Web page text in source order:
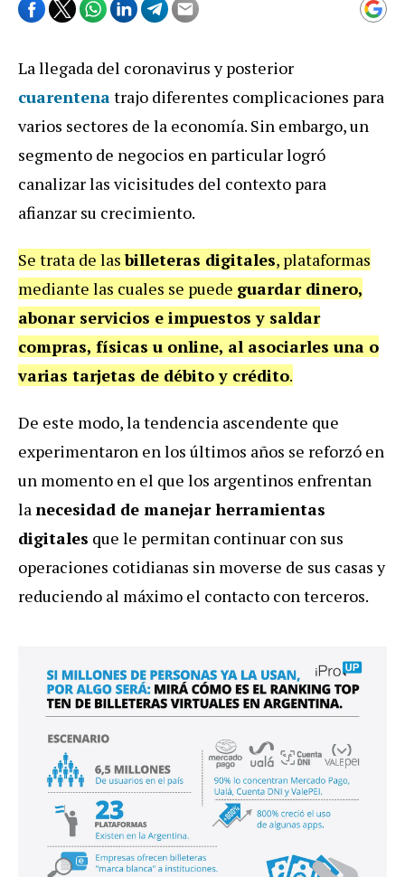
La llegada del coronavirus y posterior
cuarentenatrajo diferentes complicaciones para
varios sectores de la economía. Sin embargo, un
segmento de negocios en particular logró
canalizar las vicisitudes del contexto para
afianzar su crecimiento.
Se trata de lasbilleteras digitales, plataformas
mediante las cuales se puede guardar dinero,
abonar servicios e impuestos y saldar
compras, físicas u online, al asociarles una o
varias tarjetas de débito y crédito.
De este modo, la tendencia ascendente que
experimentaron en los últimos años se reforzó en
un momento en el que los argentinos enfrentan
lanecesidad de manejar herramientas
digitales que le permitan continuar con sus
operaciones cotidianas sin moverse de sus casas y
reduciendo al máximo el contacto con terceros.